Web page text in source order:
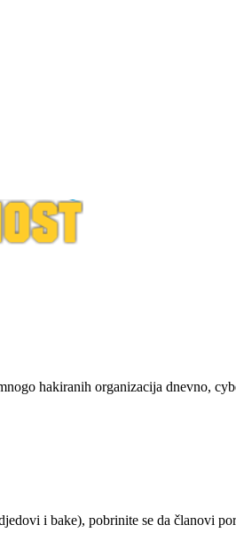
hakiranih organizacija dnevno,
i bake), pobrinite se da članovi